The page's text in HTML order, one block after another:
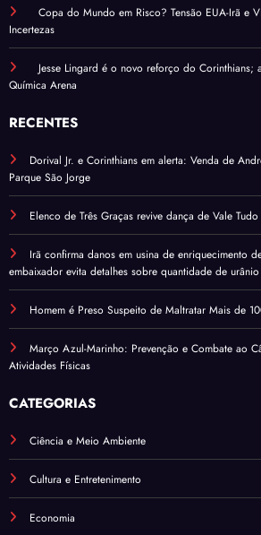
Copa do Mundo em Risco? Tensão EUA-Irã e
Incertezas
Jesse Lingard é o novo reforço do Corinthians;
Química Arena
RECENTES
Dorival Jr. e Corinthians em alerta: Venda de
Parque São Jorge
Elenco de Três Graças revive dança de Vale
Irã confirma danos em usina de enriquecimento
embaixador evita detalhes sobre quantidade de
Homem é Preso Suspeito de Maltratar Mais de
Março Azul-Marinho: Prevenção e Combate ao
Atividades Físicas
CATEGORIAS
Ciência e Meio Ambiente
Cultura e Entretenimento
Economia